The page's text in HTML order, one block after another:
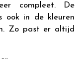
compleet. De
ook in de kleuren
Zo past er altijd